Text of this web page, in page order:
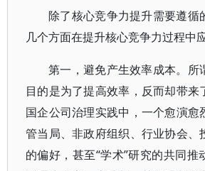
除了核心竞争力提升需要遵循
几个方面在提升核心竞争力过程中
第一，避免产生效率成本。所
目的是为了提高效率，反而却带来
国企公司治理实践中，一个愈演愈
管当局、非政府组织、行业协会、
的偏好，甚至“学术”研究的共同推